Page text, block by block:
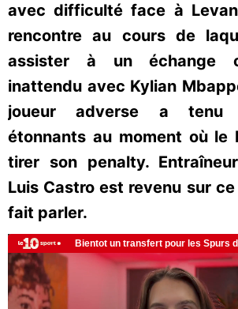
avec difficulté face à
rencontre au cours de
assister à un échange
inattendu avec Kylian
joueur adverse a tenu
étonnants au moment où le
tirer son penalty.
Luis Castro est revenu sur
fait parler.